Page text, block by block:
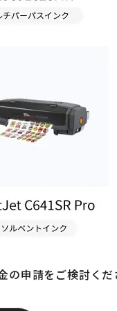
の申請をご検討く